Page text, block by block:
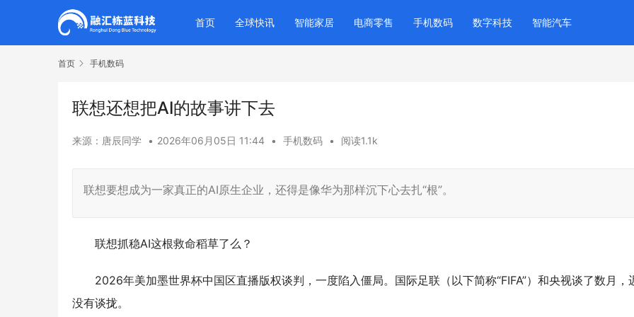
首页 全球快讯 智能家居 电商零售 手机数码 数字科技 智能汽车
首页 手机数码
联想还想把AI的故事讲下去
来源：唐辰同学 • 2026年06月05日 11:44 • 手机数码 • 阅读1.1k
联想要想成为一家真正的AI原生企业，还得是像华为那样沉下心去扎“根”。
联想抓稳AI这根救命稻草了么？
2026年美加墨世界杯中国区直播版权谈判，一度陷入僵局。国际足联（以下简称“FIFA”）和央视谈了数月，
没有谈拢。